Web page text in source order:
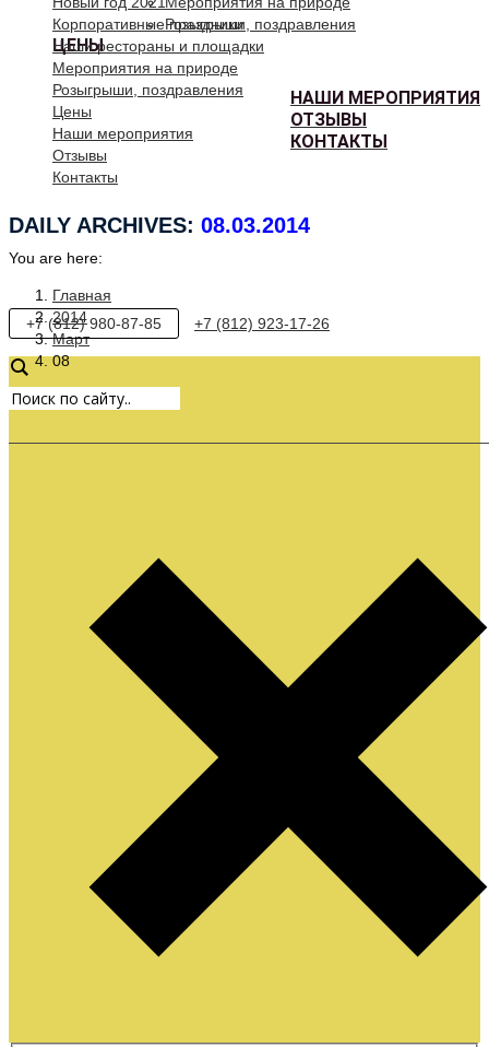
Розыгрыши, поздравления
ЦЕНЫ
НАШИ МЕРОПРИЯТИЯ
ОТЗЫВЫ
КОНТАКТЫ
Корпоративные праздники
Наши рестораны и площадки
Мероприятия на природе
Розыгрыши, поздравления
Цены
Наши мероприятия
Отзывы
Контакты
DAILY ARCHIVES: 08.03.2014
You are here:
Главная
2014
Март
08
+7 (812) 980-87-85 +7 (812) 923-17-26